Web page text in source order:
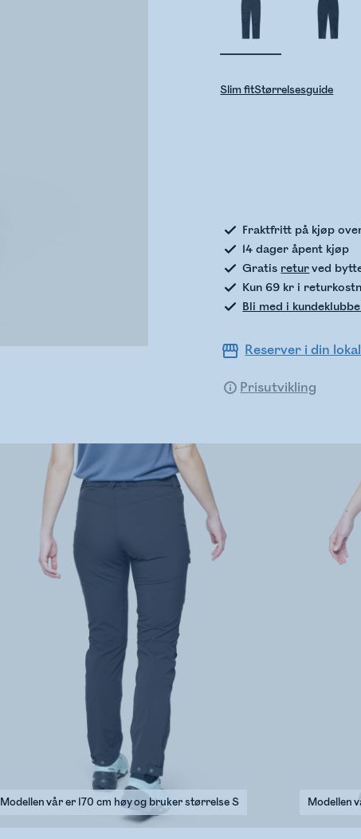
Slim fitStørrelsesguide
Fraktfritt på kjøp
14 dager åpent kjøp
Gratis returved
Kun 69 kr i
Bli med i
Reserver i din
Prisutvikling
Modellen vår er 170 cm høy og bruker størrelse S Modellen